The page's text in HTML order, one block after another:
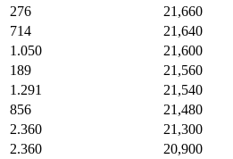
276
21,660
714
21,640
1.050
21,600
189
21,560
1.291
21,540
856
21,480
2.360
21,300
2.360
20,900